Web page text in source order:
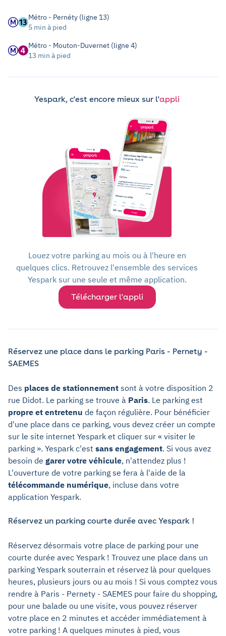
Métro - Pernéty (ligne 13)
5 min à pied
Métro - Mouton-Duvernet (ligne 4)
13 min à pied
Yespark, c'est encore mieux sur l'appli
Louez votre parking au mois ou à l'heure en
quelques clics. Retrouvez l'ensemble des services
Yespark sur une seule et même application.
Télécharger l'appli
Réservez une place dans le parking Paris - Pernety -
SAEMES
Des places de stationnement sont à votre disposition 2
rue Didot. Le parking se trouve à Paris. Le parking est
propre et entretenu de façon régulière. Pour bénéficier
d'une place dans ce parking, vous devez créer un compte
sur le site internet Yespark et cliquer sur « visiter le
parking ». Yespark c'est sans engagement. Si vous avez
besoin de garer votre véhicule, n'attendez plus !
L'ouverture de votre parking se fera à l'aide de la
télécommande numérique, incluse dans votre
application Yespark.
Réservez un parking courte durée avec Yespark !
Réservez désormais votre place de parking pour une
courte durée avec Yespark ! Trouvez une place dans un
parking Yespark souterrain et réservez là pour quelques
heures, plusieurs jours ou au mois ! Si vous comptez vous
rendre à Paris - Pernety - SAEMES pour faire du shopping,
pour une balade ou une visite, vous pouvez réserver
votre place en 2 minutes et accéder immédiatement à
votre parking ! A quelques minutes à pied, vous